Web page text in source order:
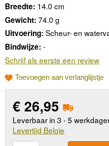
Breedte: 14.0 cm
Gewicht: 74.0 g
Uitvoering: Scheur- en
Bindwijze: -
Schrijf als eerste een review
Toevoegen aan verlanglijstje
€ 26,95
Leverbaar in 3 - 5
Levertijd Belgie